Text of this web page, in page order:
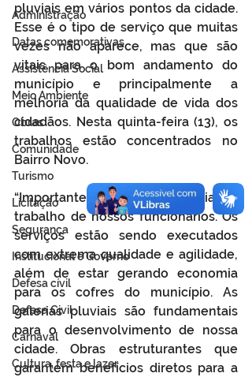
Administração
Datas comemorativas
Assistência Social
Meio Ambiente
Obras
Comunidade
Turismo
Licitação
Segurança
Institucional e Governo
Defesa cívil
Defesa Civil
Carnaval
Cultura, festa e lazer
pluviais em vários pontos da cidade.
Esse é o tipo de serviço que muitas
vezes não aparece, mas que são
vitais para o bom andamento do
município e principalmente a
melhoria da qualidade de vida dos
cidadãos. Nesta quinta-feira (13), os
trabalhos estão concentrados no
Bairro Novo.
“Importante destacar e elogiar o
trabalho de nossos funcionários. Os
serviços estão sendo executados
com extrema qualidade e agilidade,
além de estar gerando economia
para os cofres do município. As
galerias pluviais são fundamentais
para o desenvolvimento de nossa
cidade. Obras estruturantes que
garantem benefícios diretos para a